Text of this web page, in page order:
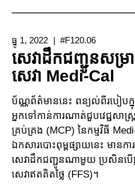
រស់នៅ
ទទួល
ការ
ថែទាំ
ព្យាបាល
នៅ
មណ្ឌល
ថែទាំ
អ្នក
ជំងឺ
របស់
ប្រើ
ប្រាស់
សម្រាប់
បណ្តឹង
អំពី
អ្នក
ជំនាញ
ទី
កន្លែង
ធ្នូ 1, 2022 #F120.06
សេវាដឹកជញ្ជូនសម្រ
សេវា Medi-Cal
ប័ណ្ណ​ព័ត៌មាន​នេះ​ ពន្យល់​ពី​របៀប​ក្
អ្នក​ទៅ​កាន់​ការ​ណាត់​ជួប​​វេជ្ជសាស្
គ្រប់​គ្រង (MCP) ​នៃ​កម្មវិធី
ឯកសារ​បោះ​ពុម្ព​ផ្សាយ​នេះ​ មាន​ក
សេវា​ដឹកជញ្ជូន​​ណាមួយ​ ប្រសិន​បើ​
សេវា​ឥតគិត​ថ្លៃ (FFS)។